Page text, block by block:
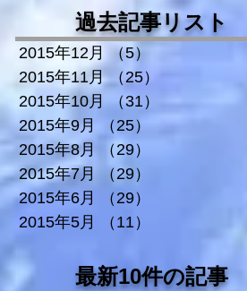
過去記事リスト
2015年12月 （5）
2015年11月
（25）
2015年10月
（31）
31件の記事
2015年9月
（25）
25件の記事
2015年8月
（29）
2015年7月
（29）
2015年6月
（29）
2015年5月
（11）
最新10件の記事